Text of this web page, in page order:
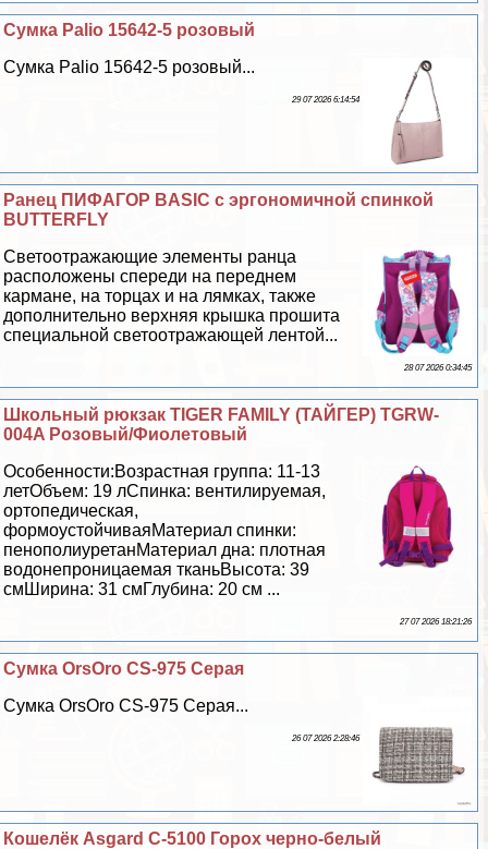
Сумка Palio 15642-5 розовый
Сумка Palio 15642-5 розовый...
29 07 2026 6:14:54
Ранец ПИФАГОР BASIC с эргономичной спинкой
BUTTERFLY
Светоотражающие элементы ранца
расположены спереди на переднем
кармане, на торцах и на лямках, также
дополнительно верхняя крышка прошита
специальной светоотражающей лентой...
28 07 2026 0:34:45
Школьный рюкзак TIGER FAMILY (ТАЙГЕР) TGRW-
004A Розовый/Фиолетовый
Особенности:Возрастная группа: 11-13
летОбъем: 19 лСпинка: вентилируемая,
ортопедическая,
формоустойчиваяМатериал спинки:
пенополиуретанМатериал дна: плотная
водонепроницаемая тканьВысота: 39
смШирина: 31 смГлубина: 20 см ...
27 07 2026 18:21:26
Сумка OrsOro CS-975 Серая
Сумка OrsOro CS-975 Серая...
26 07 2026 2:28:46
Кошелёк Asgard С-5100 Горох черно-белый